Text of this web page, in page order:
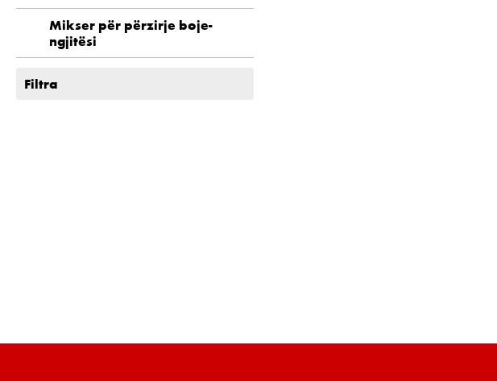
Mikser për përzirje boje-
ngjitësi
Filtra